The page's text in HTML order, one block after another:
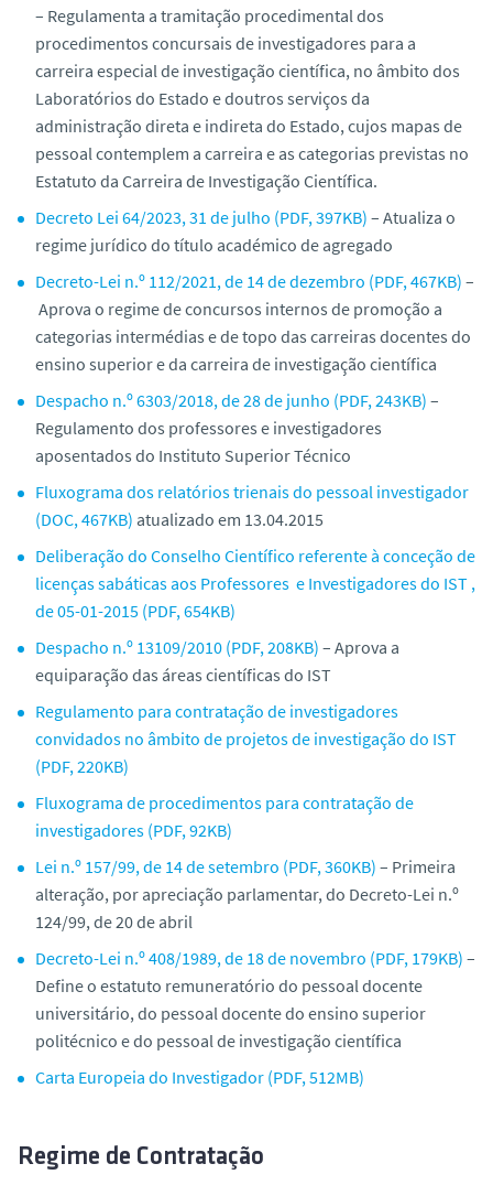
– Regulamenta a tramitação procedimental dos
procedimentos concursais de investigadores para a
carreira especial de investigação científica, no âmbito dos
Laboratórios do Estado e doutros serviços da
administração direta e indireta do Estado, cujos mapas de
pessoal contemplem a carreira e as categorias previstas no
Estatuto da Carreira de Investigação Científica.
Decreto Lei 64/2023, 31 de julho (PDF, 397KB) – Atualiza o
regime jurídico do título académico de agregado
Decreto-Lei n.º 112/2021, de 14 de dezembro (PDF, 467KB) –
Aprova o regime de concursos internos de promoção a
categorias intermédias e de topo das carreiras docentes do
ensino superior e da carreira de investigação científica
Despacho n.º 6303/2018, de 28 de junho (PDF, 243KB) –
Regulamento dos professores e investigadores
aposentados do Instituto Superior Técnico
Fluxograma dos relatórios trienais do pessoal investigador
(DOC, 467KB) atualizado em 13.04.2015
Deliberação do Conselho Científico referente à conceção de
licenças sabáticas aos Professores e Investigadores do IST ,
de 05-01-2015 (PDF, 654KB)
Despacho n.º 13109/2010 (PDF, 208KB) – Aprova a
equiparação das áreas científicas do IST
Regulamento para contratação de investigadores
convidados no âmbito de projetos de investigação do IST
(PDF, 220KB)
Fluxograma de procedimentos para contratação de
investigadores (PDF, 92KB)
Lei n.º 157/99, de 14 de setembro (PDF, 360KB) – Primeira
alteração, por apreciação parlamentar, do Decreto-Lei n.º
124/99, de 20 de abril
Decreto-Lei n.º 408/1989, de 18 de novembro (PDF, 179KB) –
Define o estatuto remuneratório do pessoal docente
universitário, do pessoal docente do ensino superior
politécnico e do pessoal de investigação científica
Carta Europeia do Investigador (PDF, 512MB)
Regime de Contratação